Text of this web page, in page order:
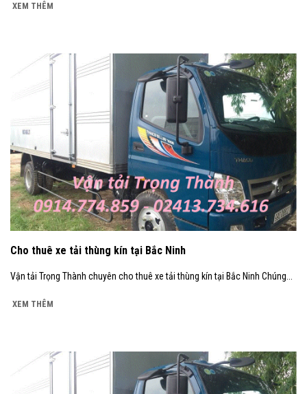
XEM THÊM
Cho thuê xe tải thùng kín tại Bắc Ninh
Vận tải Trọng Thành chuyên cho thuê xe tải thùng kín tại Bắc Ninh Chúng...
XEM THÊM